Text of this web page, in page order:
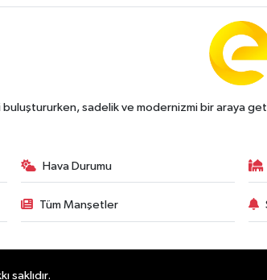
sadelik ve modernizmi bir araya
Hava Durumu
Tüm Manşetler
saklıdır.